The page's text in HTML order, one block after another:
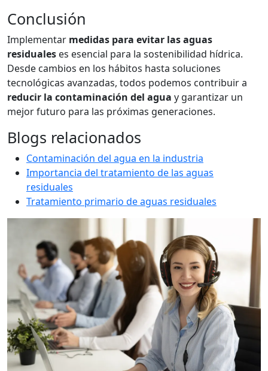
Conclusión
Implementar medidas para evitar las aguas
residuales es esencial para la sostenibilidad hídrica.
Desde cambios en los hábitos hasta soluciones
tecnológicas avanzadas, todos podemos contribuir a
reducir la contaminación del agua y garantizar un
mejor futuro para las próximas generaciones.
Blogs relacionados
Contaminación del agua en la industria
Importancia del tratamiento de las aguas
residuales
Tratamiento primario de aguas residuales